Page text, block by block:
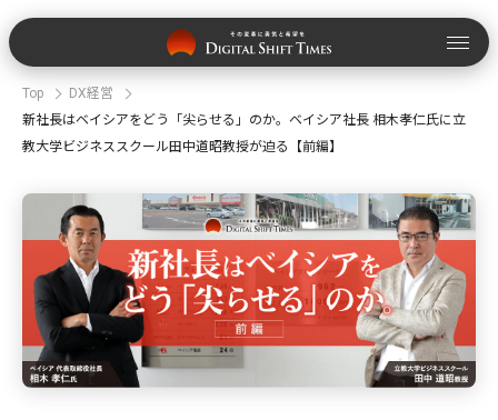
Top
DX経営
新社長はベイシアをどう「尖らせる」のか。ベイシア社長 相木孝仁氏に立
教大学ビジネススクール田中道昭教授が迫る【前編】